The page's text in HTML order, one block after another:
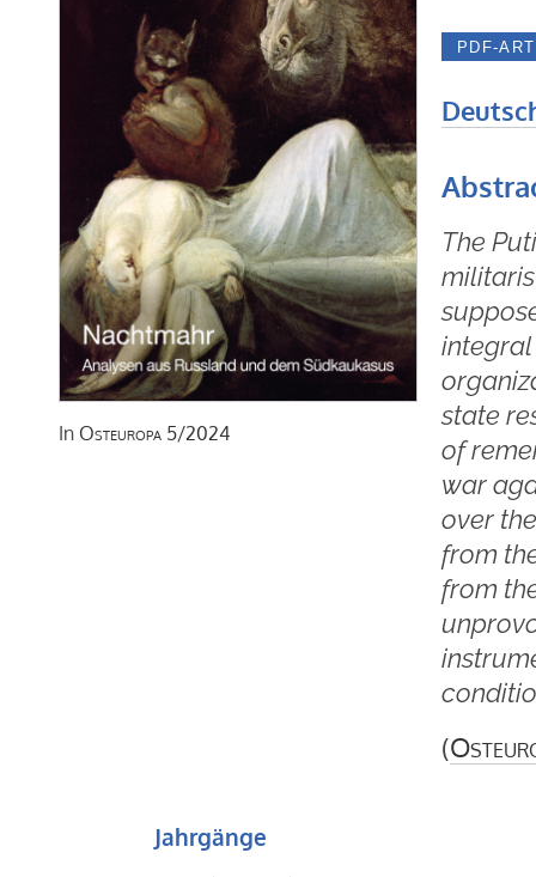
In Osteuropa 5/2024
The
integral
state
of
war
over
from
from
(
Jahrgänge